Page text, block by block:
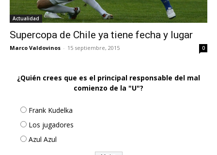
Actualidad
Supercopa de Chile ya tiene fecha y lugar
Marco Valdovinos - 15 septiembre, 2015 0
¿Quién crees que es el principal responsable del mal
comienzo de la "U"?
Frank Kudelka
Los jugadores
Azul Azul